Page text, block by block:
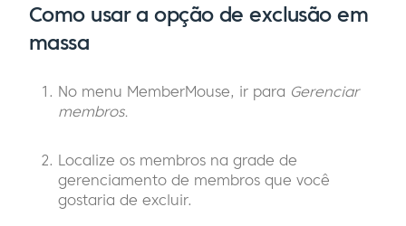
Como usar a opção de exclusão em
massa
No menu MemberMouse, ir para Gerenciar
membros.
Localize os membros na grade de
gerenciamento de membros que você
gostaria de excluir.